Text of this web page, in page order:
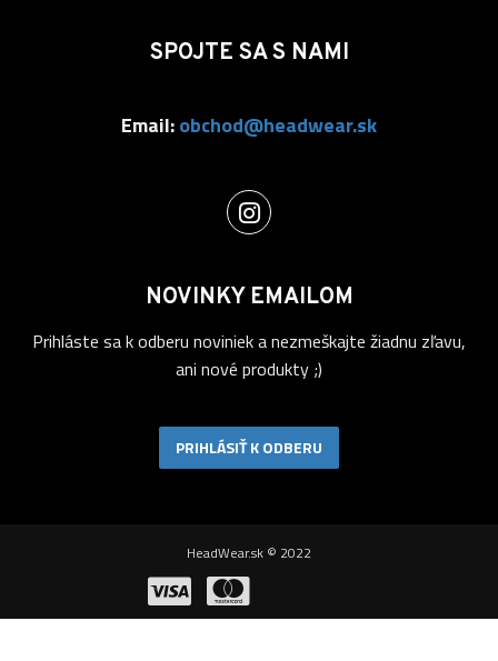
SPOJTE SA S NAMI
Email:obchod@headwear.sk
NOVINKY EMAILOM
Prihláste sa k odberu noviniek a nezmeškajte žiadnu zľavu,
ani nové produkty ;)
PRIHLÁSIŤ K ODBERU
HeadWear.sk © 2022